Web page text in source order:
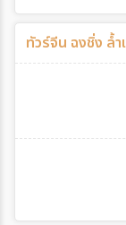
ทัวร์จีน ฉงชิ่ง ล้